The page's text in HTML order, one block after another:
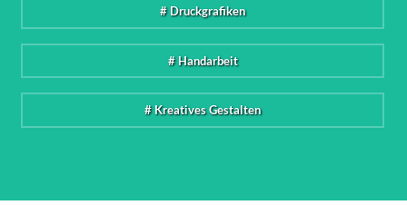
# Druckgrafiken
# Handarbeit
# Kreatives Gestalten